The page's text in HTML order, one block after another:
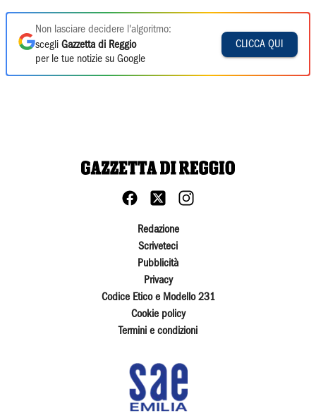
Non lasciare decidere l'algoritmo:
scegli Gazzetta di Reggio
per le tue notizie su Google
CLICCA QUI
Redazione
Scriveteci
Pubblicità
Privacy
Codice Etico e Modello 231
Cookie policy
Termini e condizioni